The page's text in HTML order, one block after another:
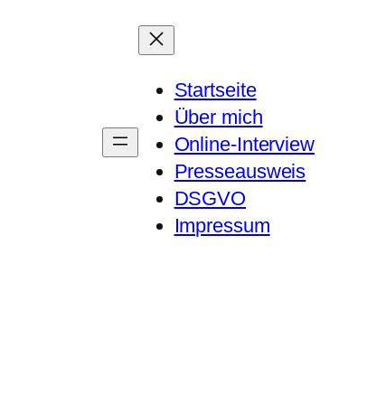
Startseite
Über mich
Online-Interview
Presseausweis
DSGVO
Impressum